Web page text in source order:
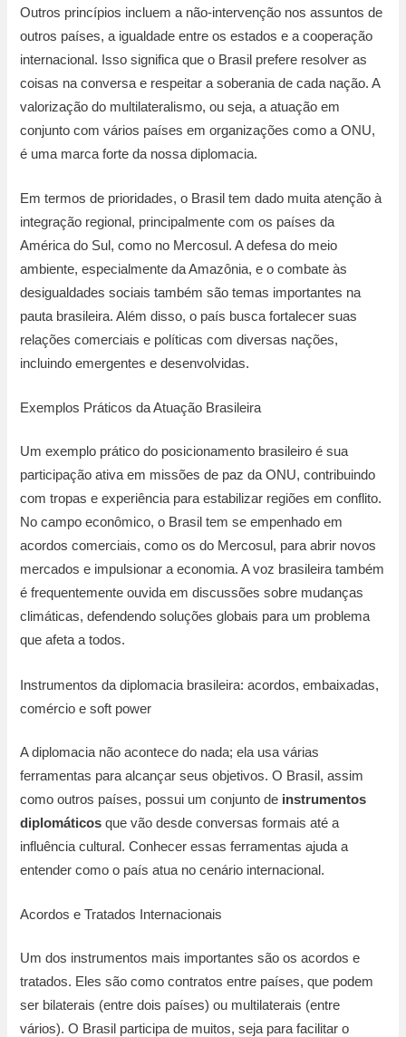
Outros princípios incluem a não-intervenção nos assuntos de
outros países, a igualdade entre os estados e a cooperação
internacional. Isso significa que o Brasil prefere resolver as
coisas na conversa e respeitar a soberania de cada nação. A
valorização do multilateralismo, ou seja, a atuação em
conjunto com vários países em organizações como a ONU,
é uma marca forte da nossa diplomacia.
Em termos de prioridades, o Brasil tem dado muita atenção à
integração regional, principalmente com os países da
América do Sul, como no Mercosul. A defesa do meio
ambiente, especialmente da Amazônia, e o combate às
desigualdades sociais também são temas importantes na
pauta brasileira. Além disso, o país busca fortalecer suas
relações comerciais e políticas com diversas nações,
incluindo emergentes e desenvolvidas.
Exemplos Práticos da Atuação Brasileira
Um exemplo prático do posicionamento brasileiro é sua
participação ativa em missões de paz da ONU, contribuindo
com tropas e experiência para estabilizar regiões em conflito.
No campo econômico, o Brasil tem se empenhado em
acordos comerciais, como os do Mercosul, para abrir novos
mercados e impulsionar a economia. A voz brasileira também
é frequentemente ouvida em discussões sobre mudanças
climáticas, defendendo soluções globais para um problema
que afeta a todos.
Instrumentos da diplomacia brasileira: acordos, embaixadas,
comércio e soft power
A diplomacia não acontece do nada; ela usa várias
ferramentas para alcançar seus objetivos. O Brasil, assim
como outros países, possui um conjunto de instrumentos
diplomáticos que vão desde conversas formais até a
influência cultural. Conhecer essas ferramentas ajuda a
entender como o país atua no cenário internacional.
Acordos e Tratados Internacionais
Um dos instrumentos mais importantes são os acordos e
tratados. Eles são como contratos entre países, que podem
ser bilaterais (entre dois países) ou multilaterais (entre
vários). O Brasil participa de muitos, seja para facilitar o